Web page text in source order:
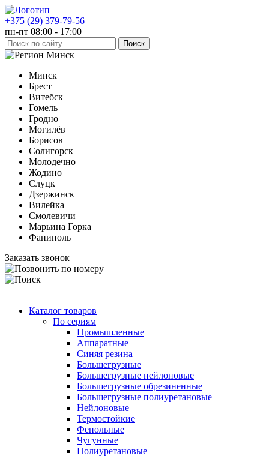
+375 (29) 379-79-56
пн-пт 08:00 - 17:00
Минск
Минск
Брест
Витебск
Гомель
Гродно
Могилёв
Борисов
Солигорск
Молодечно
Жодино
Слуцк
Дзержинск
Вилейка
Смолевичи
Марьина Горка
Фаниполь
Заказать звонок
Каталог товаров
По сериям
Промышленные
Аппаратные
Синяя резина
Большегрузные
Большегрузные нейлоновые
Большегрузные обрезиненные
Большегрузные полиуретановые
Нейлоновые
Термостойкие
Фенольные
Чугунные
Полиуретановые